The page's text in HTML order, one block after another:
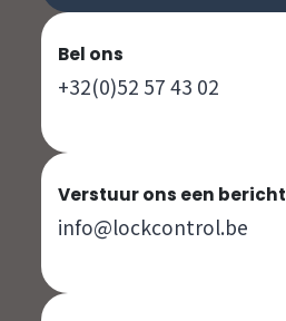
Bel ons
+32(0)52 57 43 02
Verstuur ons een bericht
info@lockcontrol.be